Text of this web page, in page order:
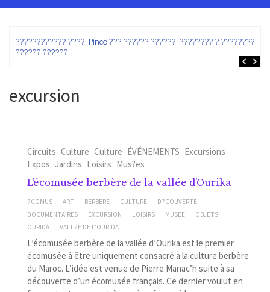
???????????? ???? Pinco ??? ?????? ??????: ???????? ? ???????? ?
?????? ??????
excursion
Circuits Culture Culture ÉVÉNEMENTS Excursions
Expos Jardins Loisirs Mus?es
L’écomusée berbère de la vallée d’Ourika
?COMUS ART BERBERE CULTURE
D?COUVERTE
DOCUMENTAIRES
EXCURSION LOISIRS MUSEE
OBJETS
OURIDA
VALL?E DE L'OURIDA
L’écomusée berbère de la vallée d’Ourika est le premier
écomusée à être uniquement consacré à la culture berbère
du Maroc. L’idée est venue de Pierre Manac’h suite à sa
découverte d’un écomusée français. Ce dernier voulut en